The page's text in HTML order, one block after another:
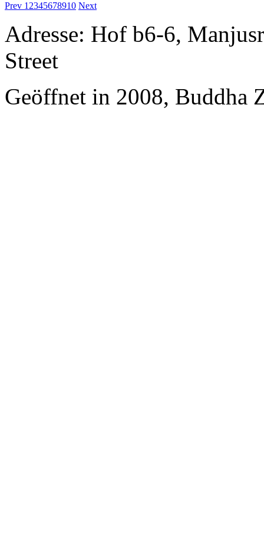
Prev 1 2345678910 Next
Adresse: Hof b6-6,
Street
Geöffnet in 2008, Buddha